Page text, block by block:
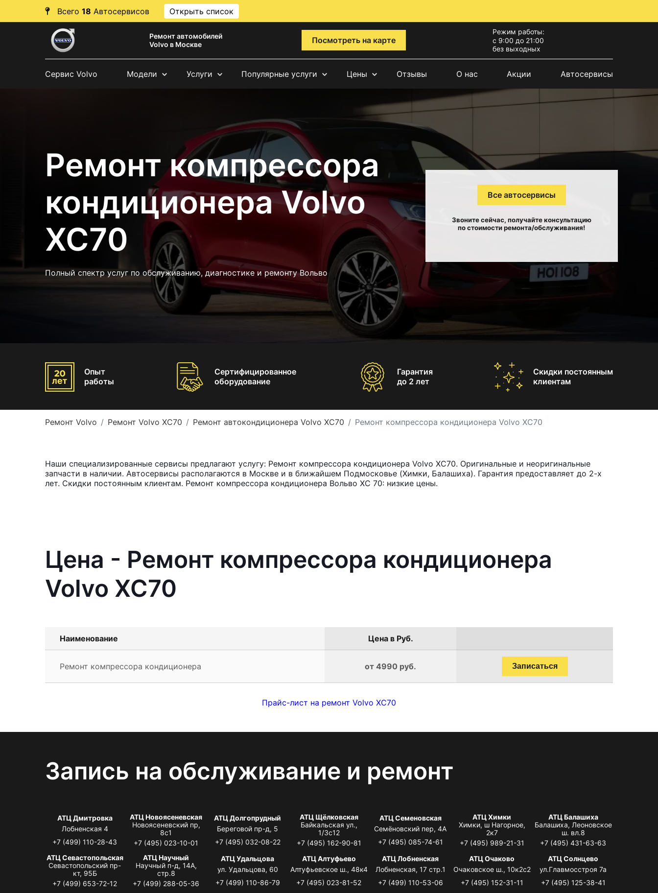
Всего 18 Автосервисов Открыть список
Ремонт автомобилей
Volvo в Москве
Посмотреть на карте
Режим работы:
с 9:00 до 21:00
без выходных
Сервис Volvo Модели Услуги Популярные услуги Цены Отзывы О нас Акции Автосервисы
Ремонт компрессора
кондиционера Volvo
XC70
Полный спектр услуг по обслуживанию, диагностике и ремонту Вольво
Все автосервисы
Звоните сейчас, получайте консультацию
по стоимости ремонта/обслуживания!
Опыт
работы
Сертифицированное
оборудование
Гарантия
до 2 лет
Скидки постоянным
клиентам
Ремонт Volvo Ремонт Volvo XC70 Ремонт автокондиционера Volvo XC70 Ремонт компрессора кондиционера Volvo XC70
Наши специализированные сервисы предлагают услугу: Ремонт компрессора кондиционера Volvo XC70. Оригинальные и неоригинальные
запчасти в наличии. Автосервисы располагаются в Москве и в ближайшем Подмосковье (Химки, Балашиха). Гарантия предоставляет до 2-х
лет. Скидки постоянным клиентам. Ремонт компрессора кондиционера Вольво ХС 70: низкие цены.
Цена - Ремонт компрессора кондиционера
Volvo XC70
Наименование Цена в Руб.
Ремонт компрессора кондиционера от 4990 руб. Записаться
Прайс-лист на ремонт Volvo XC70
Запись на обслуживание и ремонт
АТЦ Дмитровка
Лобненская 4
+7 (499) 110-28-43
АТЦ Новоясеневская
Новоясеневский пр,
8с1
+7 (495) 023-10-01
АТЦ Долгопрудный
Береговой пр-д, 5
+7 (495) 032-08-22
АТЦ Щёлковская
Байкальская ул.,
1/3с12
+7 (495) 162-90-81
АТЦ Семеновская
Семёновский пер, 4А
+7 (495) 085-74-61
АТЦ Химки
Химки, ш Нагорное,
2к7
+7 (495) 989-21-31
АТЦ Балашиха
Балашиха, Леоновское
ш. вл.8
+7 (495) 431-63-63
АТЦ Севастопольская
Севастопольский пр-
кт, 95Б
+7 (499) 653-72-12
АТЦ Научный
Научный п-д, 14А,
стр.8
+7 (499) 288-05-36
АТЦ Удальцова
ул. Удальцова, 60
+7 (499) 110-86-79
АТЦ Алтуфьево
Алтуфьевское ш., 48к4
+7 (495) 023-81-52
АТЦ Лобненская
Лобненская, 17 стр.1
+7 (499) 110-53-06
АТЦ Очаково
Очаковское ш., 10к2с2
+7 (495) 152-31-11
АТЦ Солнцево
ул.Главмосстроя 7а
+7 (495) 125-38-41